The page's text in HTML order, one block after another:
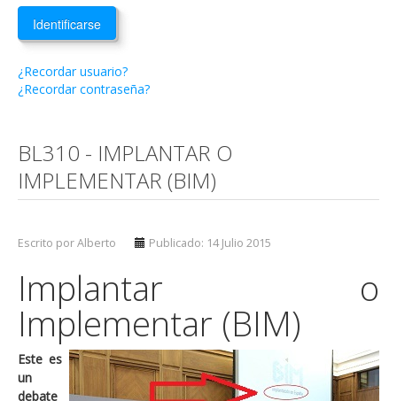
Identificarse
¿Recordar usuario?
¿Recordar contraseña?
BL310 - IMPLANTAR O
IMPLEMENTAR (BIM)
Escrito por Alberto Publicado: 14 Julio 2015
Implantar o
Implementar (BIM)
Este es
un
debate